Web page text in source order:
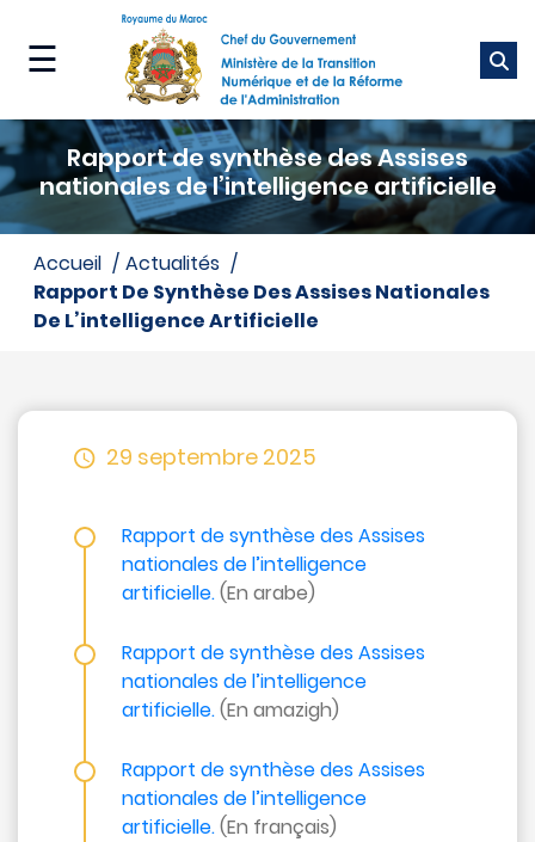
contenu
☰
Ministère
Nos
Nos
services
Appels
Contactez-
Rapport de synthèse des Assises
nationales de l’intelligence artificielle
accueil
actualités
Rapport De Synthèse Des Assises Nationales
De L’intelligence Artificielle
29 septembre 2025
Rapport de synthèse des Assises
nationales de l’intelligence
artificielle.(En arabe)
Rapport de synthèse des Assises
nationales de l’intelligence
artificielle.(En amazigh)
Rapport de synthèse des Assises
nationales de l’intelligence
artificielle.(En français)